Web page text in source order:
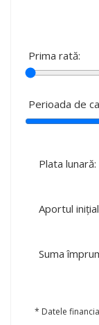
Prima rată:
Perioada de
Plata lunară:
Aportul
Suma
* Datele